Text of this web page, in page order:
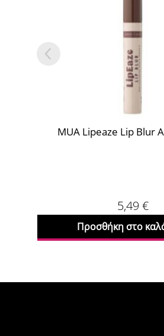
MUA Lipeaze Lip Blur
5,49 €
Προσθήκη στο